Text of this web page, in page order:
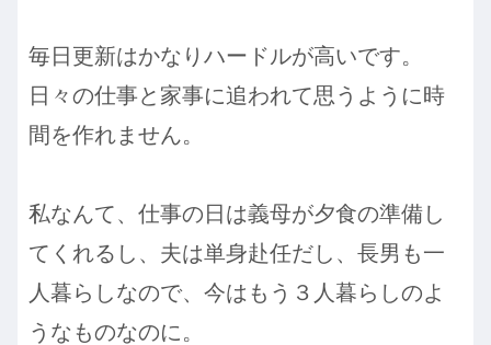
毎日更新はかなりハードルが高いです。
日々の仕事と家事に追われて思うように時
間を作れません。
私なんて、仕事の日は義母が夕食の準備し
てくれるし、夫は単身赴任だし、長男も一
人暮らしなので、今はもう３人暮らしのよ
うなものなのに。